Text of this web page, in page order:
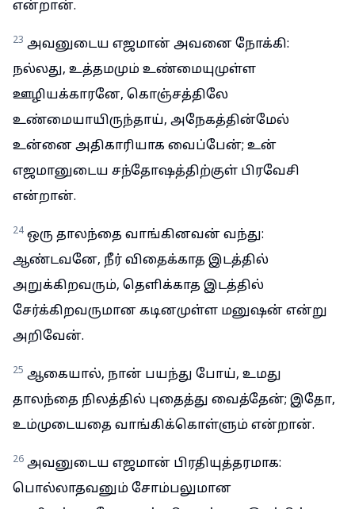
என்றான்.
23 அவனுடைய எஜமான் அவனை நோக்கி:
நல்லது, உத்தமமும் உண்மையுமுள்ள
ஊழியக்காரனே, கொஞ்சத்திலே
உண்மையாயிருந்தாய், அநேகத்தின்மேல்
உன்னை அதிகாரியாக வைப்பேன்; உன்
எஜமானுடைய சந்தோஷத்திற்குள் பிரவேசி
என்றான்.
24 ஒரு தாலந்தை வாங்கினவன் வந்து:
ஆண்டவனே, நீர் விதைக்காத இடத்தில்
அறுக்கிறவரும், தெளிக்காத இடத்தில்
சேர்க்கிறவருமான கடினமுள்ள மனுஷன் என்று
அறிவேன்.
25 ஆகையால், நான் பயந்து போய், உமது
தாலந்தை நிலத்தில் புதைத்து வைத்தேன்; இதோ,
உம்முடையதை வாங்கிக்கொள்ளும் என்றான்.
26 அவனுடைய எஜமான் பிரதியுத்தரமாக:
பொல்லாதவனும் சோம்பலுமான